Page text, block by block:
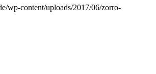
wp-content/uploads/2017/06/zorro-